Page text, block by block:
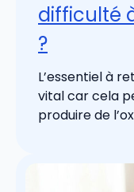
difficulté
?
L’essentiel à
vital car cela
produire de